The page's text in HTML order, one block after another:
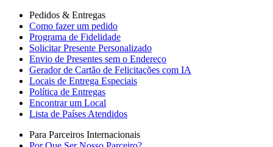
Pedidos & Entregas
Como fazer um pedido
Programa de Fidelidade
Solicitar Presente Personalizado
Envio de Presentes sem o Endereço
Gerador de Cartão de Felicitações com IA
Locais de Entrega Especiais
Política de Entregas
Encontrar um Local
Lista de Países Atendidos
Para Parceiros Internacionais